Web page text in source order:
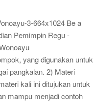
yang digunakan untuk
pangkalan. 2) Materi
kali ini ditujukan untuk
mampu menjadi contoh